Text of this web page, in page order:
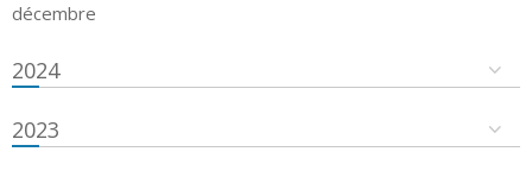
décembre
2024
2023